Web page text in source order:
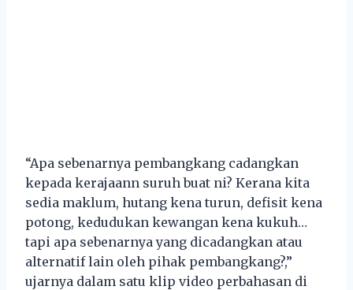
“Apa sebenarnya pembangkang cadangkan
kepada kerajaann suruh buat ni? Kerana kita
sedia maklum, hutang kena turun, defisit kena
potong, kedudukan kewangan kena kukuh…
tapi apa sebenarnya yang dicadangkan atau
alternatif lain oleh pihak pembangkang?,”
ujarnya dalam satu klip video perbahasan di